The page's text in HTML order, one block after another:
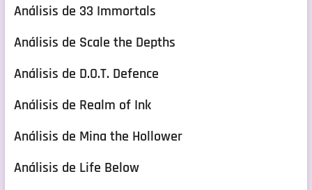
Análisis de 33 Immortals
Análisis de Scale the Depths
Análisis de D.O.T. Defence
Análisis de Realm of Ink
Análisis de Mina the Hollower
Análisis de Life Below